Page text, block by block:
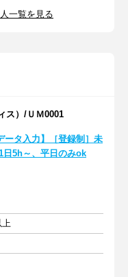
一覧を見る
ス）/ＵＭ0001
ータ入力】［登録制］未
日5h～、平日のみok
上